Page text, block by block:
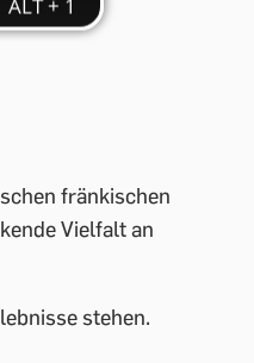
fränkischen
Vielfalt an
stehen.